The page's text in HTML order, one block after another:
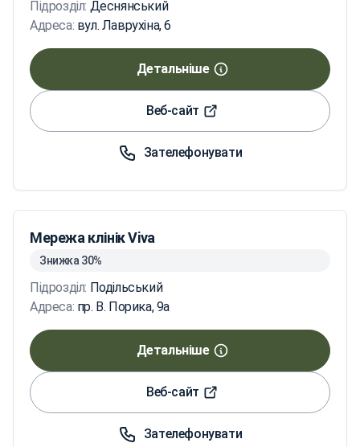
Підрозділ: Деснянський
Адреса: вул. Лаврухіна, 6
Детальніше
Веб-сайт
Зателефонувати
Мережа клінік Viva
Знижка 30%
Підрозділ: Подільський
Адреса: пр. В. Порика, 9а
Детальніше
Веб-сайт
Зателефонувати